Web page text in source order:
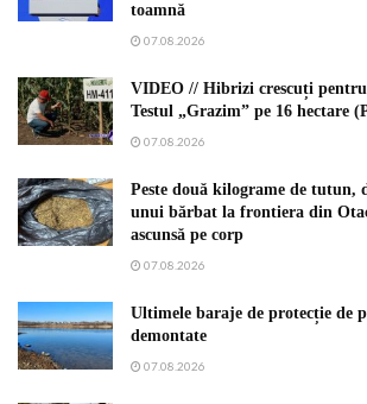
toamnă
07.08.2026
VIDEO // Hibrizi crescuți pentru
Testul „Grazim” pe 16 hectare
07.08.2026
Peste două kilograme de tutun,
unui bărbat la frontiera din
ascunsă pe corp
07.08.2026
Ultimele baraje de protecție de
demontate
07.08.2026